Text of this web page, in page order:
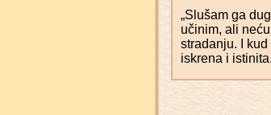
„Slušam ga
učinim, ali
stradanju. I
iskrena i